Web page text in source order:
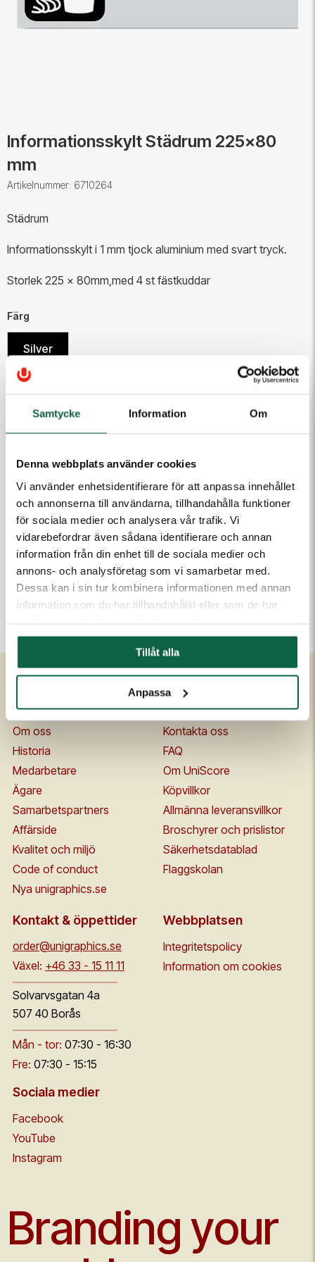
Samtycke Information Om
Denna webbplats använder cookies
Vi använder enhetsidentifierare för att anpassa innehållet
och annonserna till användarna, tillhandahålla funktioner
för sociala medier och analysera vår trafik. Vi
vidarebefordrar även sådana identifierare och annan
information från din enhet till de sociala medier och
annons- och analysföretag som vi samarbetar med.
Dessa kan i sin tur kombinera informationen med annan
information som du har tillhandahållit eller som de har
Tillåt alla
Anpassa
Informationsskylt Städrum 225x80
mm
Artikelnummer: 6710264
Städrum
Informationsskylt i 1 mm tjock aluminium med svart tryck.
Storlek 225 x 80mm,med 4 st fästkuddar
Färg
Silver
138,75 kr
PRODUKTEGENSKAPER
Höjd (mm)
80
Bredd (mm)
225
Färg
Silver
Om Unigraphics
Om oss
Historia
Medarbetare
Ägare
Samarbetspartners
Affärside
Kvalitet och miljö
Code of conduct
Nya unigraphics.se
Kundservice
Kontakta oss
FAQ
Om UniScore
Köpvillkor
Allmänna leveransvillkor
Broschyrer och prislistor
Säkerhetsdatablad
Flaggskolan
Kontakt & öppettider
order@unigraphics.se
Växel: +46 33 - 15 11 11
Solvarvsgatan 4a
507 40 Borås
Mån - tor: 07:30 - 16:30
Fre: 07:30 - 15:15
Webbplatsen
Integritetspolicy
Information om cookies
Sociala medier
Facebook
YouTube
Instagram
Branding your